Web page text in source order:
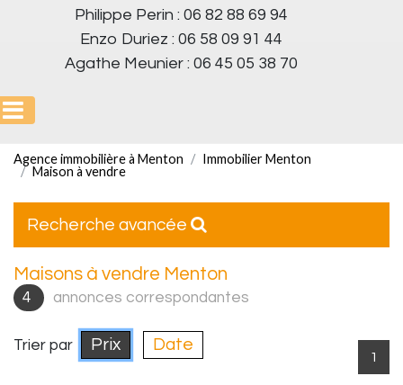
Philippe Perin : 06 82 88 69 94
Enzo Duriez : 06 58 09 91 44
Agathe Meunier : 06 45 05 38 70
Agence immobilière à Menton
Immobilier Menton
Maison à vendre
Recherche avancée
Maisons à vendre Menton
4 annonces correspondantes
Trier par Prix Date
1